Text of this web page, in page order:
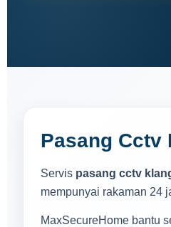
Pasang Cctv
Servis pasang cctv
mempunyai rakaman 24
MaxSecureHome bantu